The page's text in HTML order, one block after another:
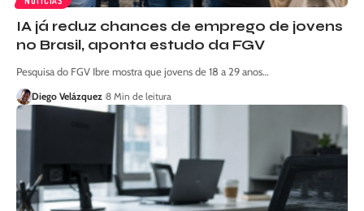
IA já reduz chances de emprego de jovens
no Brasil, aponta estudo da FGV
Pesquisa do FGV Ibre mostra que jovens de 18 a 29 anos…
Diego Velázquez 8 Min de leitura